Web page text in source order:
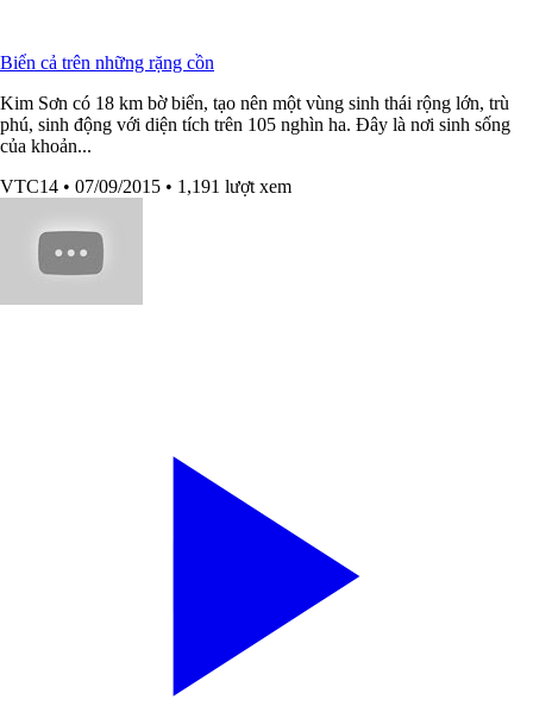
Biển cả trên những rặng cồn
Kim Sơn có 18 km bờ biển, tạo nên một vùng sinh thái rộng lớn, trù
phú, sinh động với diện tích trên 105 nghìn ha. Đây là nơi sinh sống
của khoản...
VTC14 • 07/09/2015 • 1,191 lượt xem